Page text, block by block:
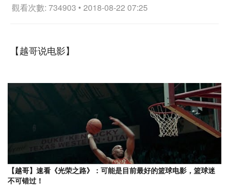
觀看次數: 734903 • 2018-08-22 07:25
【越哥说电影】
【越哥】速看《光荣之路》：可能是目前最好的篮球电影，篮球迷
不可错过！